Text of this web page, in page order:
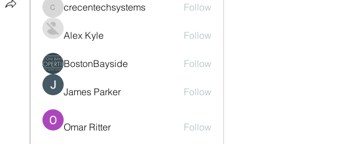
crecentechsystems
crecentechsystems Follow
Alex Kyle Follow
BostonBayside Follow
James Parker Follow
Omar Ritter Follow